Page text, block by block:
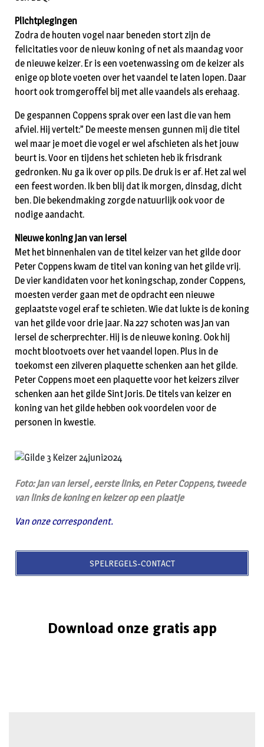
Plichtplegingen
Zodra de houten vogel naar beneden stort zijn de
felicitaties voor de nieuw koning of net als maandag voor
de nieuwe keizer. Er is een voetenwassing om de keizer als
enige op blote voeten over het vaandel te laten lopen. Daar
hoort ook tromgeroffel bij met alle vaandels als erehaag.
De gespannen Coppens sprak over een last die van hem
afviel. Hij vertelt:” De meeste mensen gunnen mij die titel
wel maar je moet die vogel er wel afschieten als het jouw
beurt is. Voor en tijdens het schieten heb ik frisdrank
gedronken. Nu ga ik over op pils. De druk is er af. Het zal wel
een feest worden. Ik ben blij dat ik morgen, dinsdag, dicht
ben. Die bekendmaking zorgde natuurlijk ook voor de
nodige aandacht.
Nieuwe koning Jan van Iersel
Met het binnenhalen van de titel keizer van het gilde door
Peter Coppens kwam de titel van koning van het gilde vrij.
De vier kandidaten voor het koningschap, zonder Coppens,
moesten verder gaan met de opdracht een nieuwe
geplaatste vogel eraf te schieten. Wie dat lukte is de koning
van het gilde voor drie jaar. Na 227 schoten was Jan van
Iersel de scherprechter. Hij is de nieuwe koning. Ook hij
mocht blootvoets over het vaandel lopen. Plus in de
toekomst een zilveren plaquette schenken aan het gilde.
Peter Coppens moet een plaquette voor het keizers zilver
schenken aan het gilde Sint Joris. De titels van keizer en
koning van het gilde hebben ook voordelen voor de
personen in kwestie.
Foto: Jan van Iersel , eerste links, en Peter Coppens, tweede
van links de koning en keizer op een plaatje
Van onze correspondent.
SPELREGELS-CONTACT
Download onze gratis app